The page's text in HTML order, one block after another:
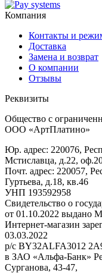
Компания
Контакты и
Доставка
Замена и возврат
О компании
Отзывы
Реквизиты
Общество с
ООО «АртПлатино»
Юр. адрес: 220076,
Мстиславца, д.22,
Почт. адрес: 220057,
Гуртьева, д.18, кв.46
УНП 193592958
Свидетельство о
от 01.10.2022 выдано
Интернет-магазин
03.03.2022
р/с BY32ALFA3012
в ЗАО «Альфа-Банк»
Сурганова, 43-47,